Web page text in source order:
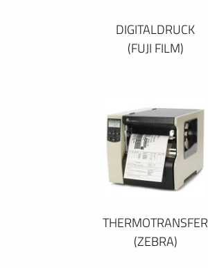
DIGITALDRUCK
(FUJI FILM)
THERMOTRANSFER
(ZEBRA)